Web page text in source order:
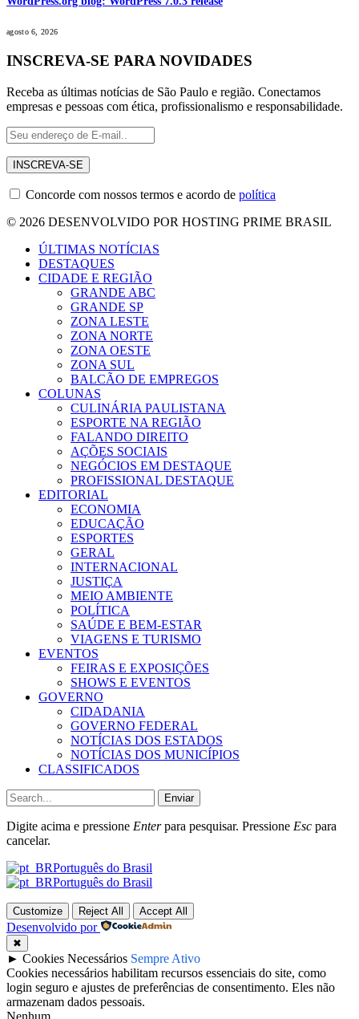
agosto 6, 2026
INSCREVA-SE PARA NOVIDADES
Receba as últimas notícias de São Paulo e região. Conectamos
empresas e pessoas com ética, profissionalismo e responsabilidade.
Concorde com nossos termos e acordo de política
© 2026 DESENVOLVIDO POR HOSTING PRIME BRASIL
ÚLTIMAS NOTÍCIAS
DESTAQUES
CIDADE E REGIÃO
GRANDE ABC
GRANDE SP
ZONA LESTE
ZONA NORTE
ZONA OESTE
ZONA SUL
BALCÃO DE EMPREGOS
COLUNAS
CULINÁRIA PAULISTANA
ESPORTE NA REGIÃO
FALANDO DIREITO
AÇÕES SOCIAIS
NEGÓCIOS EM DESTAQUE
PROFISSIONAL DESTAQUE
EDITORIAL
ECONOMIA
EDUCAÇÃO
ESPORTES
GERAL
INTERNACIONAL
JUSTIÇA
MEIO AMBIENTE
POLÍTICA
SAÚDE E BEM-ESTAR
VIAGENS E TURISMO
EVENTOS
FEIRAS E EXPOSIÇÕES
SHOWS E EVENTOS
GOVERNO
CIDADANIA
GOVERNO FEDERAL
NOTÍCIAS DOS ESTADOS
NOTÍCIAS DOS MUNICÍPIOS
CLASSIFICADOS
Enviar
Digite acima e pressione Enterpara pesquisar. Pressione Esc para
cancelar.
Português do Brasil
Português do Brasil
Customize Reject All Accept All
Desenvolvido por
✖
► Cookies Necessários Sempre Ativo
Cookies necessários habilitam recursos essenciais do site, como
login seguro e ajustes de preferências de consentimento. Eles não
armazenam dados pessoais.